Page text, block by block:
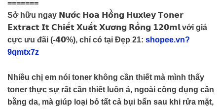
=======
Sở hữu ngay 𝗡𝘂̛𝗼̛́𝗰 𝗛𝗼𝗮 𝗛𝗼̂̀𝗻𝗴 𝗛𝘂𝘅𝗹𝗲𝘆 𝗧𝗼𝗻𝗲𝗿
𝗘𝘅𝘁𝗿𝗮𝗰𝘁 𝗜𝘁 𝗖𝗵𝗶𝗲̂́𝘁 𝗫𝘂𝗮̂́𝘁 𝗫𝘂̛𝗼̛𝗻𝗴 𝗥𝗼̂̀𝗻𝗴 𝟭𝟮𝟬𝗺𝗹 với giá
cực ưu đãi (-𝟰𝟬%), chỉ có tại Đẹp 21: shopee.vn?
9qmtx7z
Nhiều chị em nói toner không cần thiết mà mình thấy
toner thực sự rất cần thiết luôn á, ngoài công dụng cân
bằng da, mà giúp loại bỏ tất cả bụi bẩn sau khi rửa mặt,